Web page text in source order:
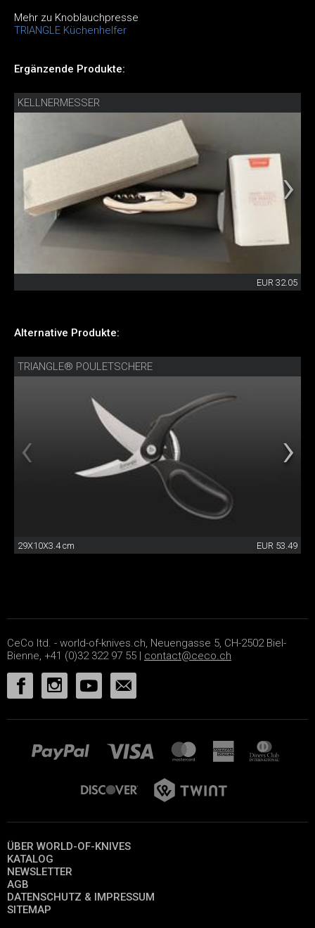
Mehr zu Knoblauchpresse
TRIANGLE Küchenhelfer
Ergänzende Produkte:
KELLNERMESSER
EUR 32.05
Alternative Produkte:
TRIANGLE® POULETSCHERE
29X10X3.4 cm EUR 53.49
CeCo ltd. - world-of-knives.ch, Neuengasse 5, CH-2502 Biel-
Bienne, +41 (0)32 322 97 55 | contact@ceco.ch
ÜBER WORLD-OF-KNIVES
KATALOG
NEWSLETTER
AGB
DATENSCHUTZ & IMPRESSUM
SITEMAP